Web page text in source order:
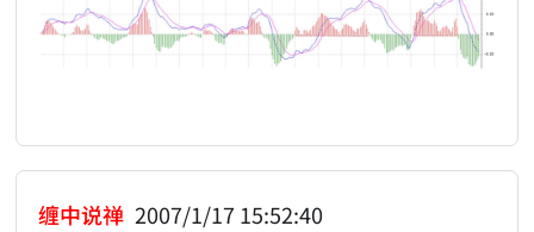
缠中说禅 2007/1/17 15:52:40